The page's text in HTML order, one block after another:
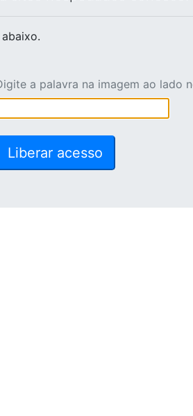
a palavra na imagem ao lado